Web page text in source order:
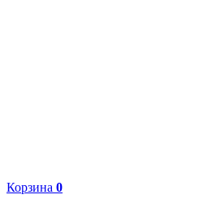
Корзина 0